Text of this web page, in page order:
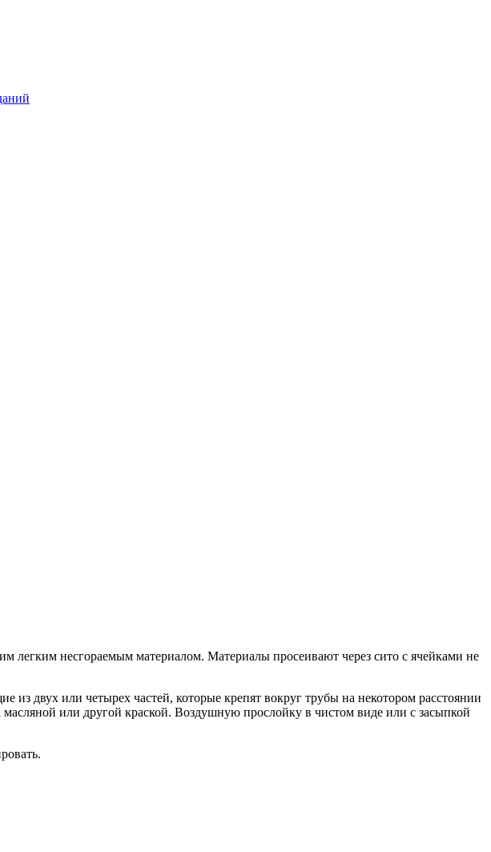
легким несгораемым материалом. Материалы просеивают через сито с ячейками не
двух или четырех частей, которые крепят вокруг трубы на некотором расстоянии
или другой краской. Воздушную прослойку в чистом виде или с засыпкой